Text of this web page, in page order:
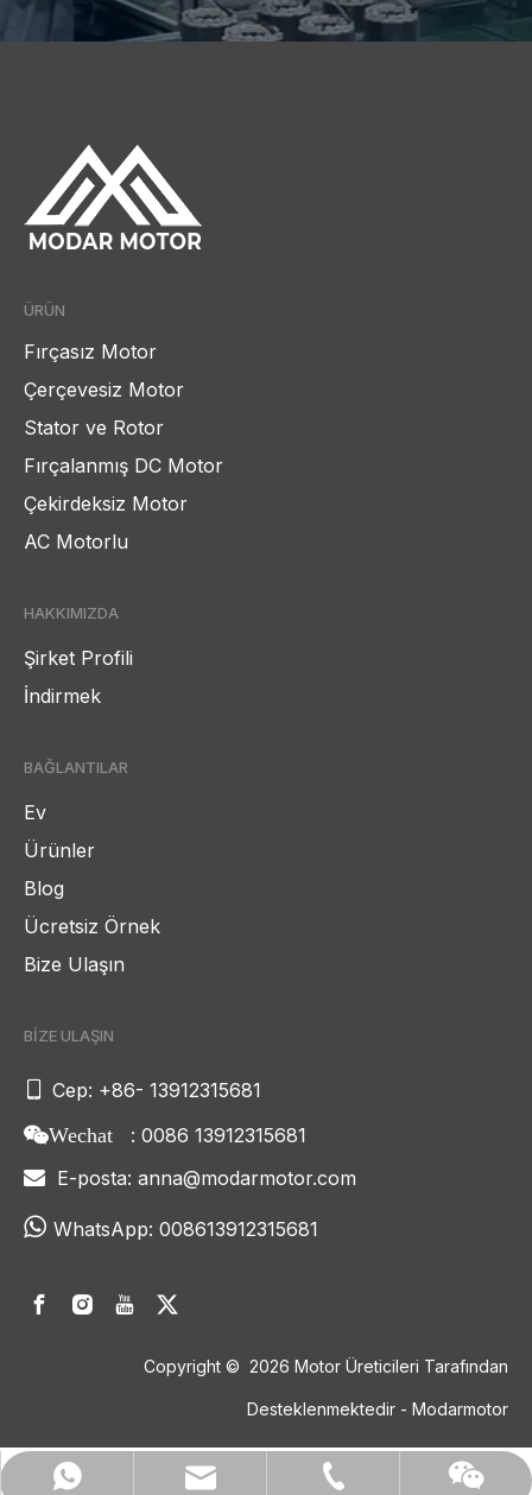
008613912315681
anna@modarmotor.com
+86- 13912315681
ÜRÜN
Fırçasız Motor
Çerçevesiz Motor
Stator ve Rotor
Fırçalanmış DC Motor
Çekirdeksiz Motor
AC Motorlu
HAKKIMIZDA
Şirket Profili
İndirmek
BAĞLANTILAR
Ev
Ürünler
Blog
Ücretsiz Örnek
Bize Ulaşın
BİZE ULAŞIN
Cep: +86- 13912315681
Wechat : 0086 13912315681
 E-posta: anna@modarmotor.com
 WhatsApp: 008613912315681
Copyright © 2026 Motor Üreticileri Tarafından
Desteklenmektedir - Modarmotor